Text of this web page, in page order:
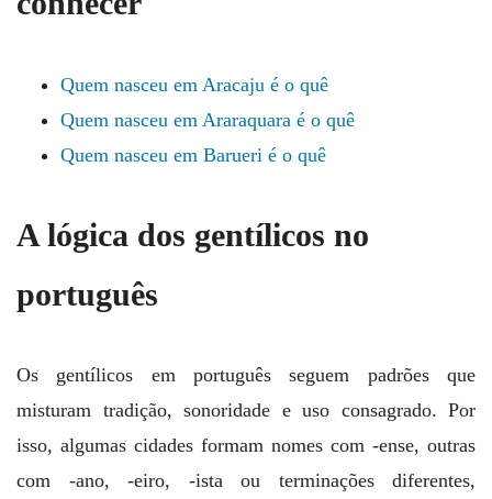
Quem nasceu em Aracaju é o quê
Quem nasceu em Araraquara é o quê
Quem nasceu em Barueri é o quê
A lógica dos gentílicos no
português
Os gentílicos em português seguem padrões que
misturam tradição, sonoridade e uso consagrado. Por
isso, algumas cidades formam nomes com -ense, outras
com -ano, -eiro, -ista ou terminações diferentes,